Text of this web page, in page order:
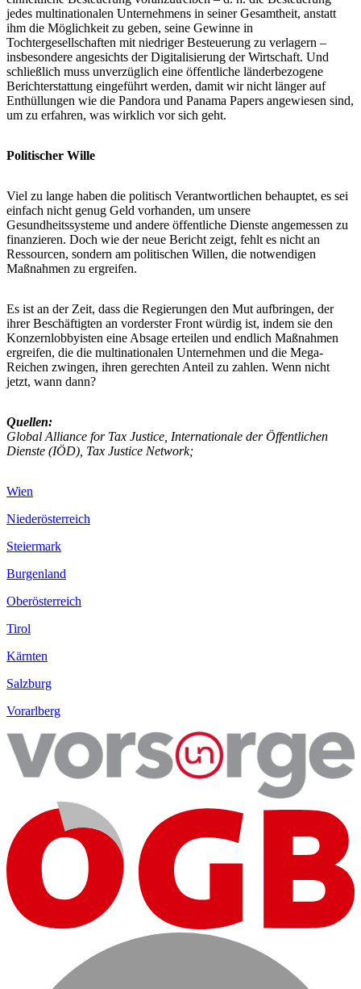
jedes multinationalen Unternehmens in seiner Gesamtheit, anstatt
ihm die Möglichkeit zu geben, seine Gewinne in
Tochtergesellschaften mit niedriger Besteuerung zu verlagern –
insbesondere angesichts der Digitalisierung der Wirtschaft. Und
schließlich muss unverzüglich eine öffentliche länderbezogene
Berichterstattung eingeführt werden, damit wir nicht länger auf
Enthüllungen wie die Pandora und Panama Papers angewiesen sind,
um zu erfahren, was wirklich vor sich geht.
Politischer Wille
Viel zu lange haben die politisch Verantwortlichen behauptet, es sei
einfach nicht genug Geld vorhanden, um unsere
Gesundheitssysteme und andere öffentliche Dienste angemessen zu
finanzieren. Doch wie der neue Bericht zeigt, fehlt es nicht an
Ressourcen, sondern am politischen Willen, die notwendigen
Maßnahmen zu ergreifen.
Es ist an der Zeit, dass die Regierungen den Mut aufbringen, der
ihrer Beschäftigten an vorderster Front würdig ist, indem sie den
Konzernlobbyisten eine Absage erteilen und endlich Maßnahmen
ergreifen, die die multinationalen Unternehmen und die Mega-
Reichen zwingen, ihren gerechten Anteil zu zahlen. Wenn nicht
jetzt, wann dann?
Quellen:
Global Alliance for Tax Justice, Internationale der Öffentlichen
Dienste (IÖD), Tax Justice Network;
Wien
Niederösterreich
Steiermark
Burgenland
Oberösterreich
Tirol
Kärnten
Salzburg
Vorarlberg